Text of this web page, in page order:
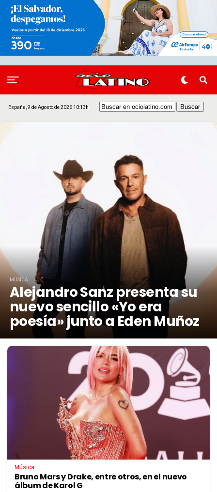
España, 9 de Agosto de 2026 10:13h
MÚSICA
Alejandro Sanz presenta su
nuevo sencillo «Yo era
poesía» junto a Eden Muñoz
Música
Bruno Mars y Drake, entre otros, en el nuevo
álbum de Karol G